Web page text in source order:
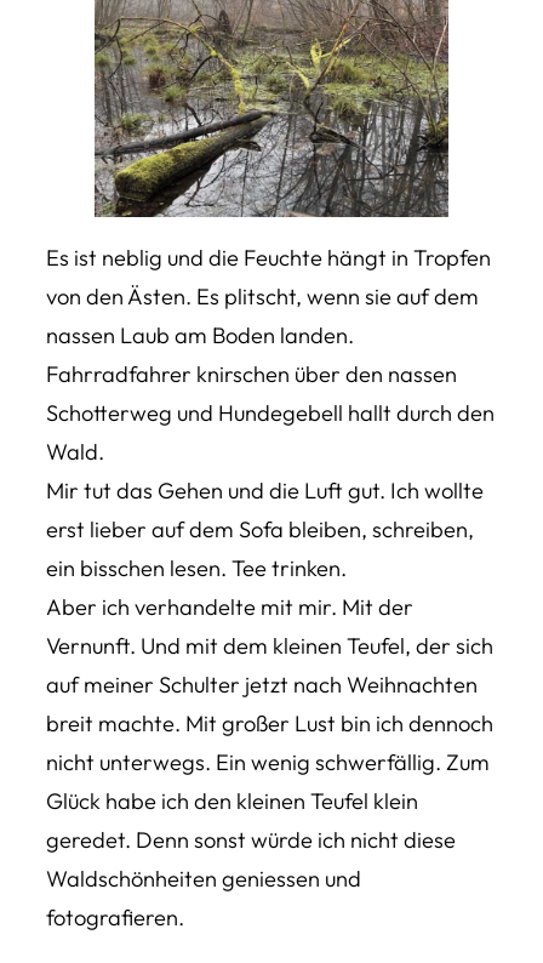
Es ist neblig und die Feuchte hängt in Tropfen
von den Ästen. Es plitscht, wenn sie auf dem
nassen Laub am Boden landen.
Fahrradfahrer knirschen über den nassen
Schotterweg und Hundegebell hallt durch den
Wald.
Mir tut das Gehen und die Luft gut. Ich wollte
erst lieber auf dem Sofa bleiben, schreiben,
ein bisschen lesen. Tee trinken.
Aber ich verhandelte mit mir. Mit der
Vernunft. Und mit dem kleinen Teufel, der sich
auf meiner Schulter jetzt nach Weihnachten
breit machte. Mit großer Lust bin ich dennoch
nicht unterwegs. Ein wenig schwerfällig. Zum
Glück habe ich den kleinen Teufel klein
geredet. Denn sonst würde ich nicht diese
Waldschönheiten geniessen und
fotografieren.